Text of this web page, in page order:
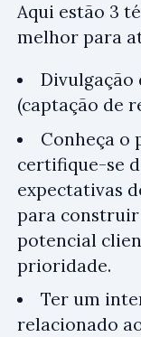
Aqui estão 3
melhor para
Divulgação
(captação de
Conheça o
certifique-se
expectativas
para construir
potencial
prioridade.
Ter um
relacionado